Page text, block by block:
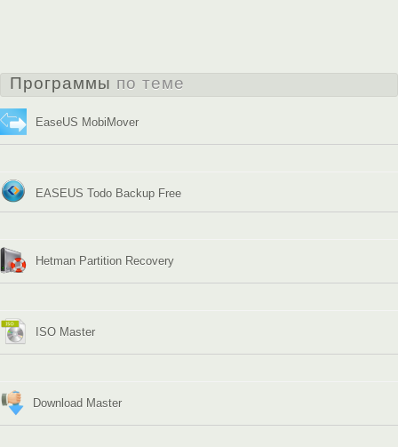
Программы по теме
EaseUS MobiMover
EASEUS Todo Backup Free
Hetman Partition Recovery
ISO Master
Download Master